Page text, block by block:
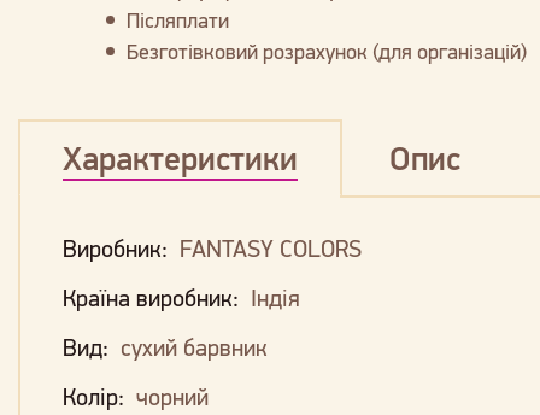
Післяплати
Безготівковий розрахунок (для організацій)
Характеристики Опис
Виробник: FANTASY COLORS
Країна виробник: Індія
Вид: сухий барвник
Колір: чорний